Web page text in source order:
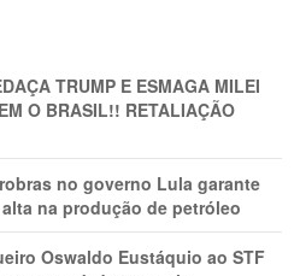
TRUMP E ESMAGA MILEI
O BRASIL!! RETALIAÇÃO
no governo Lula garante
na produção de petróleo
Oswaldo Eustáquio ao STF